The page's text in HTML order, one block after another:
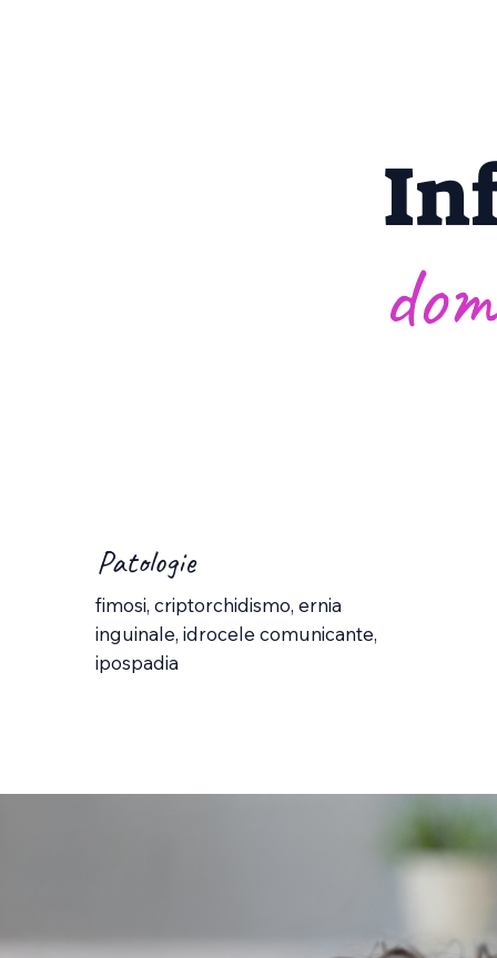
Patologie
fimosi, criptorchidismo, ernia
inguinale, idrocele comunicante,
ipospadia